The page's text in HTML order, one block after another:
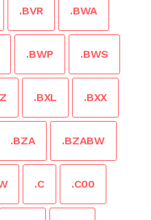
.BVR .BWA
.BWP .BWS
.BXL .BXX
.BZA .BZABW
.C .C00